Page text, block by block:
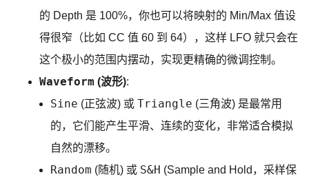
的 Depth 是 100%，你也可以将映射的 Min/Max 值设
得很窄（比如 CC 值 60 到 64），这样 LFO 就只会在
这个极小的范围内摆动，实现更精确的微调控制。
Waveform (波形):
Sine (正弦波) 或 Triangle (三角波) 是最常用
的，它们能产生平滑、连续的变化，非常适合模拟
自然的漂移。
Random (随机) 或 S&H (Sample and Hold，采样保